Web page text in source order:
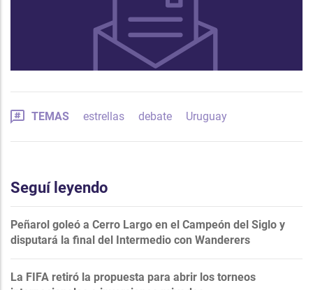
TEMAS estrellas debate Uruguay
Seguí leyendo
Peñarol goleó a Cerro Largo en el Campeón del Siglo y
disputará la final del Intermedio con Wanderers
La FIFA retiró la propuesta para abrir los torneos